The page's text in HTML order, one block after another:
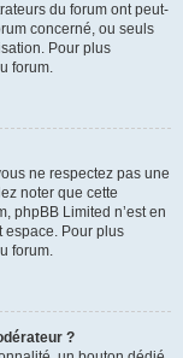
du forum ont peut-
concerné, ou seuls
Pour plus
forum.
ne respectez pas une
noter que cette
phpBB Limited n’est en
espace. Pour plus
forum.
?